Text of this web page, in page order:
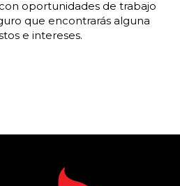
oportunidades de trabajo
que encontrarás alguna
e intereses.